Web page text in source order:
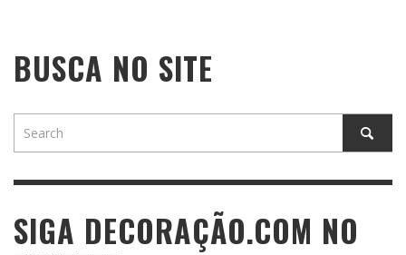
BUSCA NO SITE
SIGA DECORAÇÃO.COM NO